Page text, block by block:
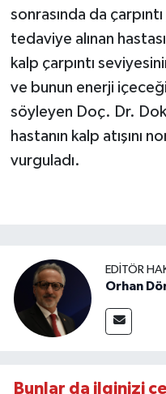
sonrasında da
tedaviye alınan
kalp çarpıntı
ve bunun enerji
söyleyen Doç. Dr.
hastanın kalp atışını
vurguladı.
EDITÖR
Orhan
Bunlar da ilginizi